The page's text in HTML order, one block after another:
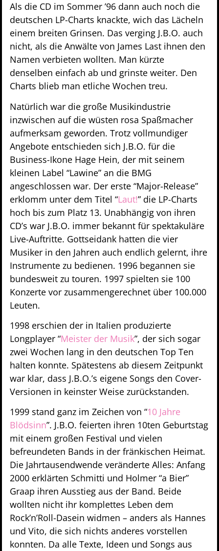
Als die CD im Sommer ’96 dann auch noch die
deutschen LP-Charts knackte, wich das Lächeln
einem breiten Grinsen. Das verging J.B.O. auch
nicht, als die Anwälte von James Last ihnen den
Namen verbieten wollten. Man kürzte
denselben einfach ab und grinste weiter. Den
Charts blieb man etliche Wochen treu.
Natürlich war die große Musikindustrie
inzwischen auf die wüsten rosa Spaßmacher
aufmerksam geworden. Trotz vollmundiger
Angebote entschieden sich J.B.O. für die
Business-Ikone Hage Hein, der mit seinem
kleinen Label “Lawine” an die BMG
angeschlossen war. Der erste “Major-Release”
erklomm unter dem Titel “Laut!” die LP-Charts
hoch bis zum Platz 13. Unabhängig von ihren
CD’s war J.B.O. immer bekannt für spektakuläre
Live-Auftritte. Gottseidank hatten die vier
Musiker in den Jahren auch endlich gelernt, ihre
Instrumente zu bedienen. 1996 begannen sie
bundesweit zu touren. 1997 spielten sie 100
Konzerte vor zusammengerechnet über 100.000
Leuten.
1998 erschien der in Italien produzierte
Longplayer “Meister der Musik”, der sich sogar
zwei Wochen lang in den deutschen Top Ten
halten konnte. Spätestens ab diesem Zeitpunkt
war klar, dass J.B.O.’s eigene Songs den Cover-
Versionen in keinster Weise zurückstanden.
1999 stand ganz im Zeichen von “10 Jahre
Blödsinn”. J.B.O. feierten ihren 10ten Geburtstag
mit einem großen Festival und vielen
befreundeten Bands in der fränkischen Heimat.
Die Jahrtausendwende veränderte Alles: Anfang
2000 erklärten Schmitti und Holmer “a Bier”
Graap ihren Ausstieg aus der Band. Beide
wollten nicht ihr komplettes Leben dem
Rock’n’Roll-Dasein widmen – anders als Hannes
und Vito, die sich nichts anderes vorstellen
konnten. Da alle Texte, Ideen und Songs aus